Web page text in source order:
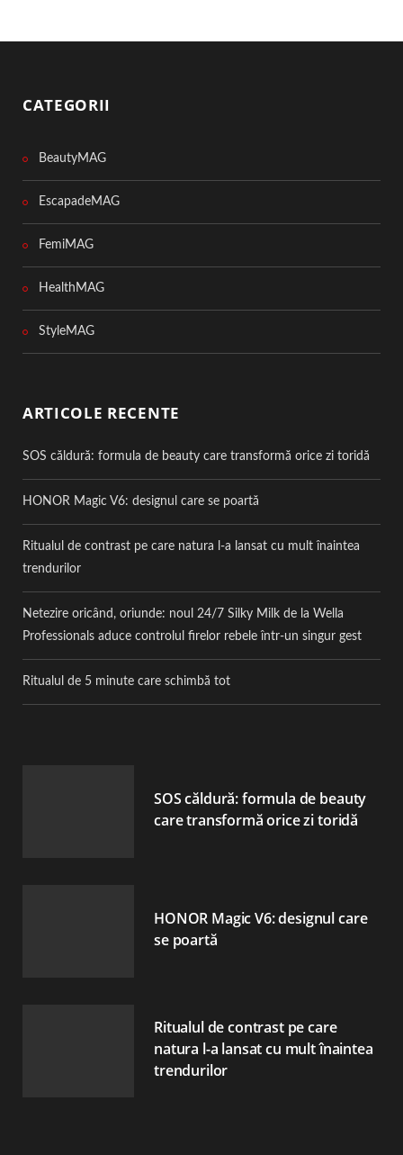
CATEGORII
BeautyMAG
EscapadeMAG
FemiMAG
HealthMAG
StyleMAG
ARTICOLE RECENTE
SOS căldură: formula de beauty care transformă orice zi toridă
HONOR Magic V6: designul care se poartă
Ritualul de contrast pe care natura l-a lansat cu mult înaintea
trendurilor
Netezire oricând, oriunde: noul 24/7 Silky Milk de la Wella
Professionals aduce controlul firelor rebele într-un singur gest
Ritualul de 5 minute care schimbă tot
SOS căldură: formula de beauty
care transformă orice zi toridă
HONOR Magic V6: designul care
se poartă
Ritualul de contrast pe care
natura l-a lansat cu mult înaintea
trendurilor